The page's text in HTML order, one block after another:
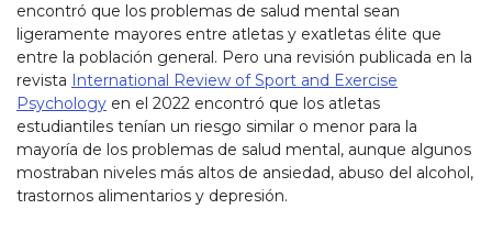
encontró que los problemas de salud mental sean
ligeramente mayores entre atletas y exatletas élite que
entre la población general. Pero una revisión publicada en la
revista International Review of Sport and Exercise
Psychology en el 2022 encontró que los atletas
estudiantiles tenían un riesgo similar o menor para la
mayoría de los problemas de salud mental, aunque algunos
mostraban niveles más altos de ansiedad, abuso del alcohol,
trastornos alimentarios y depresión.